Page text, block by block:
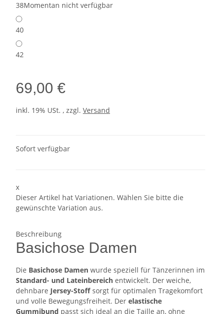
38Momentan nicht verfügbar
40
42
69,00 €
inkl. 19% USt. , zzgl. Versand
Sofort verfügbar
x
Dieser Artikel hat Variationen. Wählen Sie bitte die
gewünschte Variation aus.
Beschreibung
Basichose Damen
Die Basichose Damen wurde speziell für Tänzerinnen im
Standard- und Lateinbereich entwickelt. Der weiche,
dehnbare Jersey-Stoffsorgt für optimalen Tragekomfort
und volle Bewegungsfreiheit. Der elastische
Gummibund passt sich ideal an die Taille an, ohne